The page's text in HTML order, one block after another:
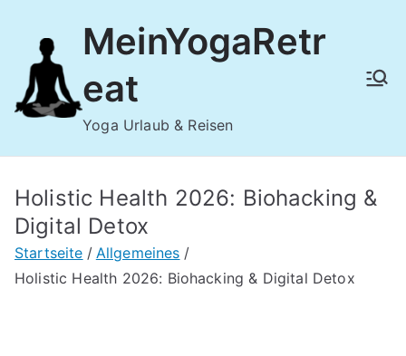
springen
MeinYogaRetr
eat
Yoga Urlaub & Reisen
Holistic Health 2026: Biohacking &
Digital Detox
Startseite
Allgemeines
Holistic Health 2026: Biohacking & Digital Detox